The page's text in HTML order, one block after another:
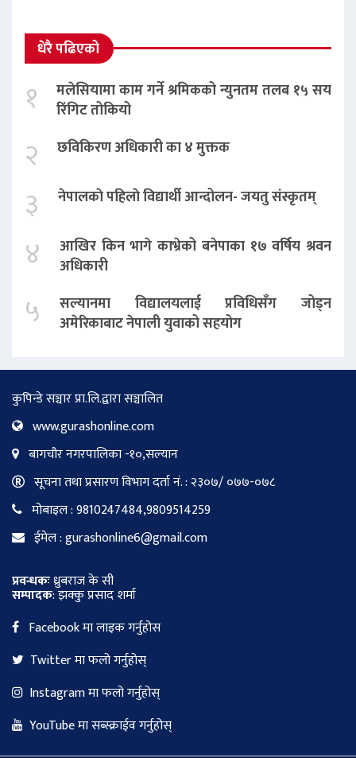
धेरै पढिएको
१
मलेसियामा काम गर्ने श्रमिकको न्युनतम तलब १५ सय
रिंगिट तोकियो
२ छविकिरण अधिकारी का ४ मुक्तक
३ नेपालकाे पहिलाे विद्यार्थी आन्दोलन- जयतु संस्कृतम्‌
४
आखिर किन भागे काभ्रेको बनेपाका १७ वर्षिय श्रवन
अधिकारी
५
सल्यानमा विद्यालयलाई प्रविधिसँग जोड्न
अमेरिकाबाट नेपाली युवाको सहयोग
कुपिन्डे सञ्चार प्रा.लि.द्वारा सञ्चालित
www.gurashonline.com
बागचौर नगरपालिका -१०,सल्यान
सूचना तथा प्रसारण विभाग दर्ता नं. : २३०७/ ०७७-०७८
मोबाइल : 9810247484,9809514259
ईमेल : gurashonline6@gmail.com
प्रवन्धकःध्रुबराज के सी
सम्पादक: झक्कु प्रसाद शर्मा
Facebook मा लाइक गर्नुहोस
Twitter मा फलो गर्नुहोस्
Instagram मा फलो गर्नुहोस्
YouTube मा सब्स्क्राईव गर्नुहोस्